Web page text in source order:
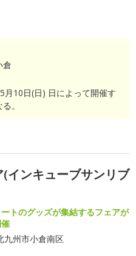
倉
月10日(日) 日によって開催す
。
インキューブサンリブ
トのグッズが集結するフェアが
九州市小倉南区